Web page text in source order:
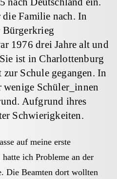
die Familie nach. In
Bürgerkrieg
1976 drei Jahre alt und
ist in Charlottenburg
Schule gegangen. In
wenige Schüler_innen
Aufgrund ihres
Schwierigkeiten.
auf meine erste
ich Probleme an der
Die Beamten dort wollten